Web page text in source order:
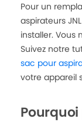
Pour un
aspirateurs
installer. Vous
Suivez notre
sac pour
votre appareil